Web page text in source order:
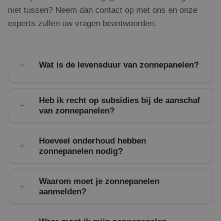
niet tussen? Neem dan contact op met ons en onze
experts zullen uw vragen beantwoorden.
Wat is de levensduur van zonnepanelen?
Heb ik recht op subsidies bij de aanschaf
van zonnepanelen?
Hoeveel onderhoud hebben
zonnepanelen nodig?
Waarom moet je zonnepanelen
aanmelden?